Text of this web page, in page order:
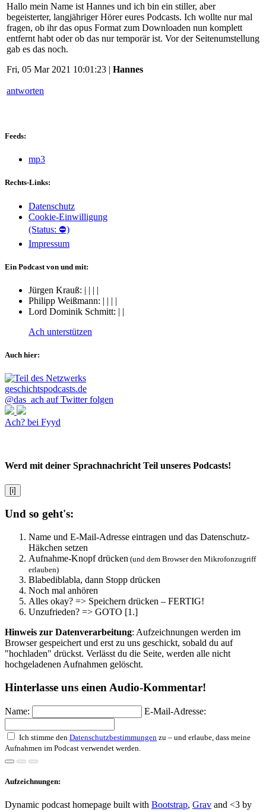
Hallo mein Name ist Hannes und ich bin ein stiller, aber
begeisterter, langjähriger Hörer eures Podcasts. Ich wollte nur mal
fragen, ob ihr das opus Format zum Downloaden nun komplett
entfernt habt oder ob das nur temporär ist. Vor der Seitenumstellung
gab es das noch.
Fri, 05 Mar 2021 10:01:23 | Hannes
antworten
Feeds:
mp3
Rechts-Links:
Datenschutz
Cookie-Einwilligung
(Status: ⛔)
Impressum
Ein Podcast von und mit:
Jürgen Krauß: | | | |
Philipp Weißmann: | | | |
Lord Dominik Schmitt: | |
Ach unterstützen
Auch hier:
@das_ach auf Twitter folgen
Ach? bei Fyyd
Werd mit deiner Sprachnachricht Teil unseres Podcasts!
[i]
Und so geht's:
Name und E-Mail-Adresse eintragen und das Datenschutz-
Häkchen setzen
Aufnahme-Knopf drücken (und dem Browser den Mikrofonzugriff
erlauben)
Blabediblabla, dann Stopp drücken
Noch mal anhören
Alles okay? => Speichern drücken – FERTIG!
Unzufrieden? => GOTO [1.]
Hinweis zur Datenverarbeitung: Aufzeichnungen werden im
Browser gespeichert und erst zu uns geschickt, sobald du auf
"hochladen" drückst. Verlässt du die Seite, werden alle nicht
hochgeladenen Aufnahmen gelöscht.
Hinterlasse uns einen Audio-Kommentar!
Name: E-Mail-Adresse:
Ich stimme den Datenschutzbestimmungen zu – und erlaube, dass meine
Aufnahmen im Podcast verwendet werden.
Aufzeichnungen:
Dynamic podcast homepage built with Bootstrap, Grav and <3 by